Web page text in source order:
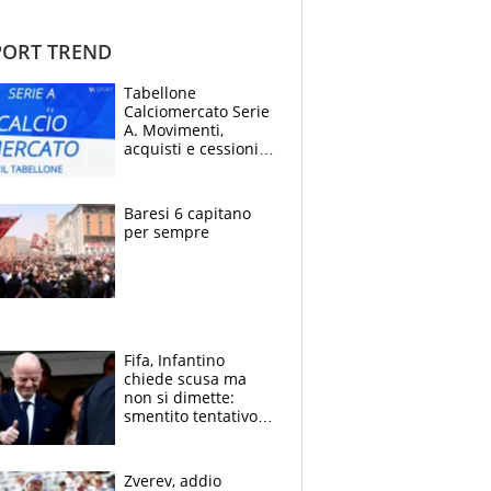
TREND
Tabellone
Calciomercato Serie
A. Movimenti,
acquisti e cessioni:
Baresi 6 capitano
per sempre
Fifa, Infantino
chiede scusa ma
non si dimette:
smentito tentativo di
Zverev, addio